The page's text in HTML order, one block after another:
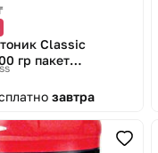
Classic
гр пакет
после
физических
завтра